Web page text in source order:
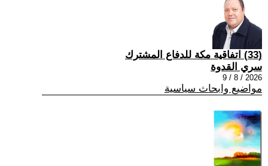
(33) اتفاقية مكة للدفاع المشترك
سري القدوة
2026 / 8 / 9
مواضيع وابحاث سياسية